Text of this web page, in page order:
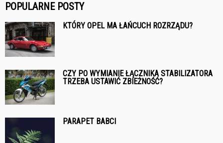
POPULARNE POSTY
KTÓRY OPEL MA ŁAŃCUCH ROZRZĄDU?
CZY PO WYMIANIE ŁĄCZNIKA STABILIZATORA
TRZEBA USTAWIĆ ZBIEŻNOŚĆ?
PARAPET BABCI